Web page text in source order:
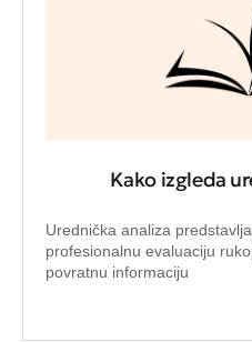
Kako izgleda
Urednička analiza
profesionalnu evaluaciju
povratnu informaciju